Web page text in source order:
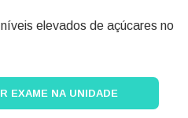
elevados de açúcares no
EXAME NA UNIDADE